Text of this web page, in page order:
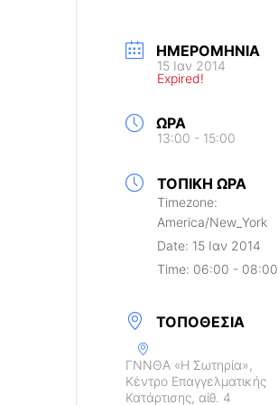
ΗΜΕΡΟΜΗΝΊΑ
15 Ιαν 2014
Expired!
ΏΡΑ
13:00 - 15:00
ΤΟΠΙΚΉ ΏΡΑ
Timezone:
America/New_York
Date: 15 Ιαν 2014
Time: 06:00 - 08:00
ΤΟΠΟΘΕΣΊΑ
ΓΝΝΘΑ «Η Σωτηρία»,
Κέντρο Επαγγελματικής
Κατάρτισης, αίθ. 4